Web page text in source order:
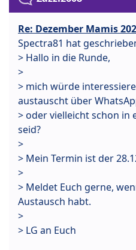
Re: Dezember Mamis
Spectra81 hat
> Hallo in die Runde,
>
> mich würde
austauscht über
> oder vielleicht schon in
seid?
>
> Mein Termin ist der
>
> Meldet Euch gerne,
Austausch habt.
>
> LG an Euch